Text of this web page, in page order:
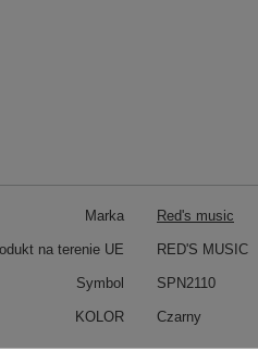
Marka Red's music
na terenie UE RED'S MUSIC
Symbol SPN2110
KOLOR Czarny